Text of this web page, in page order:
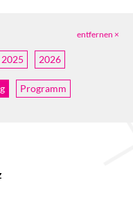
entfernen ×
2025 2026
Programm